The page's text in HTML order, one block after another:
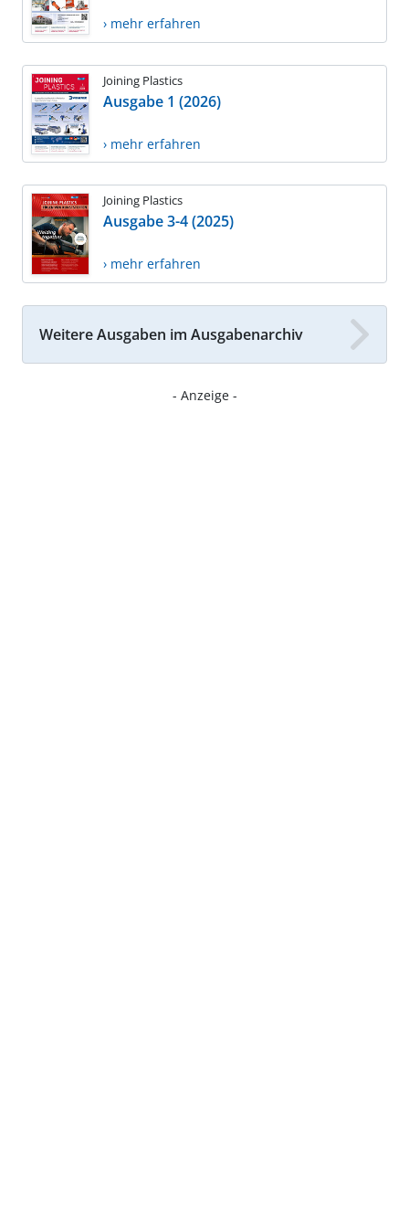
› mehr erfahren
Joining Plastics
Ausgabe 1 (2026)
› mehr erfahren
Joining Plastics
Ausgabe 3-4 (2025)
› mehr erfahren
Weitere Ausgaben im Ausgabenarchiv
- Anzeige -